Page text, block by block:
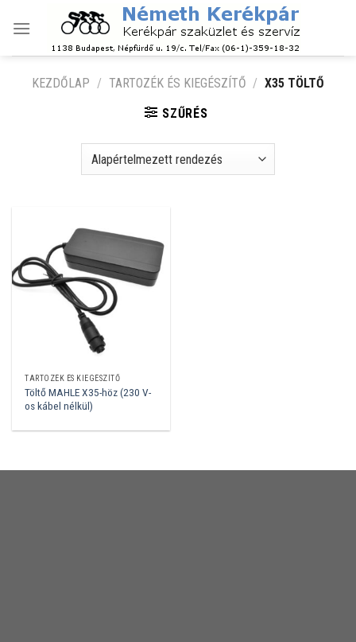
KEZDŐLAP / TARTOZÉK ÉS KIEGÉSZÍTŐ / X35 TÖLTŐ
SZŰRÉS
TARTOZÉK ÉS KIEGÉSZÍTŐ
Töltő MAHLE X35-höz (230 V-
os kábel nélkül)